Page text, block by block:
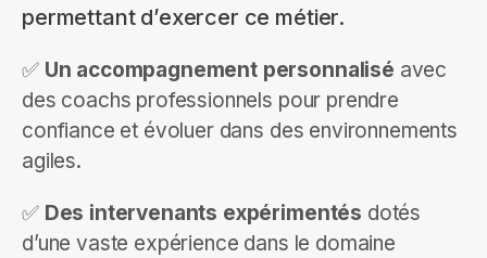
permettant d’exercer ce métier.
✅ Un accompagnement personnalisé avec
des coachs professionnels pour prendre
confiance et évoluer dans des environnements
agiles.
✅ Des intervenants expérimentés dotés
d’une vaste expérience dans le domaine